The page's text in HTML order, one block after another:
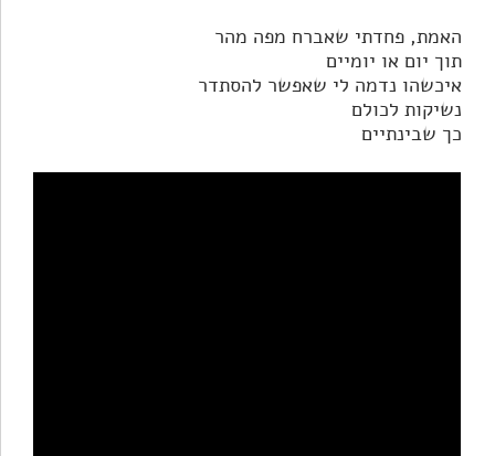
האמת, פחדתי שאברח מפה מהר
תוך יום או יומיים
איכשהו נדמה לי שאפשר להסתדר
נשיקות לכולם
כך שבינתיים